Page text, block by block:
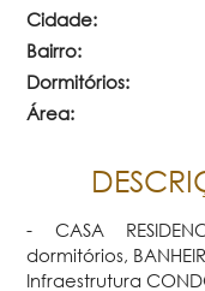
Cidade:
Bairro:
Dormitórios:
Área:
- CASA
dormitórios,
Infraestrutura